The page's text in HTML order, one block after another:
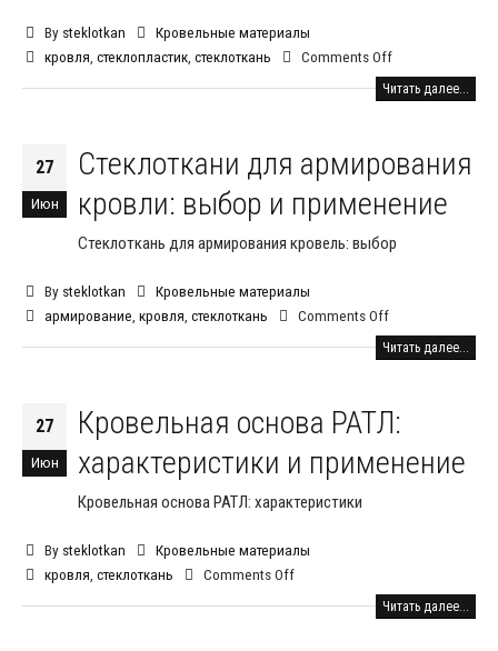
By steklotkan
Кровельные материалы
кровля стеклопластик, стеклоткань Comments Off
Читать далее...
27
Июн
Стеклоткани для армирования
кровли: выбор и применение
Стеклоткань для армирования кровель: выбор
By steklotkan
Кровельные материалы
армирование кровля стеклоткань Comments Off
Читать далее...
27
Июн
Кровельная основа РАТЛ:
характеристики и применение
Кровельная основа РАТЛ: характеристики
By steklotkan
Кровельные материалы
кровля стеклоткань Comments Off
Читать далее...